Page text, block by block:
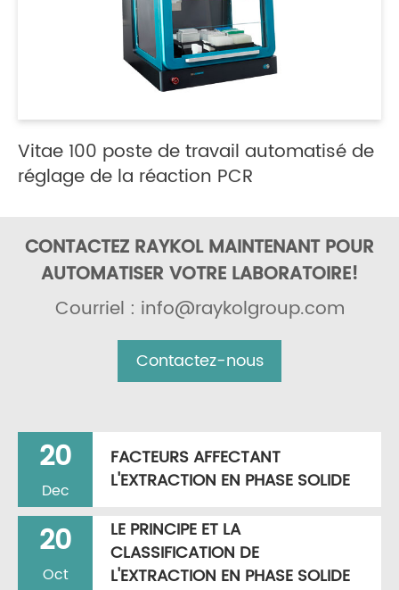
Vitae 100 poste de travail automatisé de
réglage de la réaction PCR
CONTACTEZ RAYKOL MAINTENANT POUR
AUTOMATISER VOTRE LABORATOIRE!
Courriel : info@raykolgroup.com
Contactez-nous
20
Dec
FACTEURS AFFECTANT
L'EXTRACTION EN PHASE SOLIDE
20
Oct
LE PRINCIPE ET LA
CLASSIFICATION DE
L'EXTRACTION EN PHASE SOLIDE